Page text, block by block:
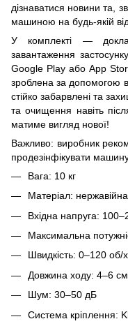
дізнаватися новини та,
машиною на будь-якій
У комплекті —
завантаження
Google Play або App
зроблена за допомогою
стійко забарвлені та
та очищення навіть
матиме вигляд нової!
Важливо: виробник
продезінфікувати
Вага: 10 кг
Матеріал:
Вхідна напруга:
Максимальна
Швидкість: 0–120 об/
Довжина ходу: 4–6 см
Шум: 30–50 дБ
Система кріплення: